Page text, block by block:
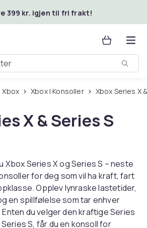
399 kr. igjen til fri frakt!
Xbox Xbox | Konsoller Xbox Series X
X & Series S
Xbox Series X og Series S – neste
for deg som vil ha kraft, fart
Opplev lynraske lastetider,
en spillfølelse som tar enhver
du velger den kraftige Series
S, får du en konsoll for